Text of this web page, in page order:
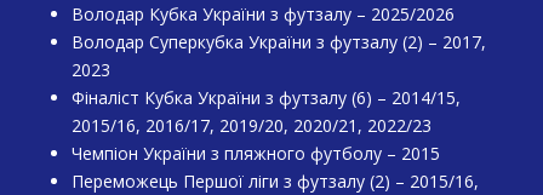
Володар Кубка України з футзалу – 2025/2026
Володар Суперкубка України з футзалу (2) – 2017,
2023
Фіналіст Кубка України з футзалу (6) – 2014/15,
2015/16, 2016/17, 2019/20, 2020/21, 2022/23
Чемпіон України з пляжного футболу – 2015
Переможець Першої ліги з футзалу (2) – 2015/16,